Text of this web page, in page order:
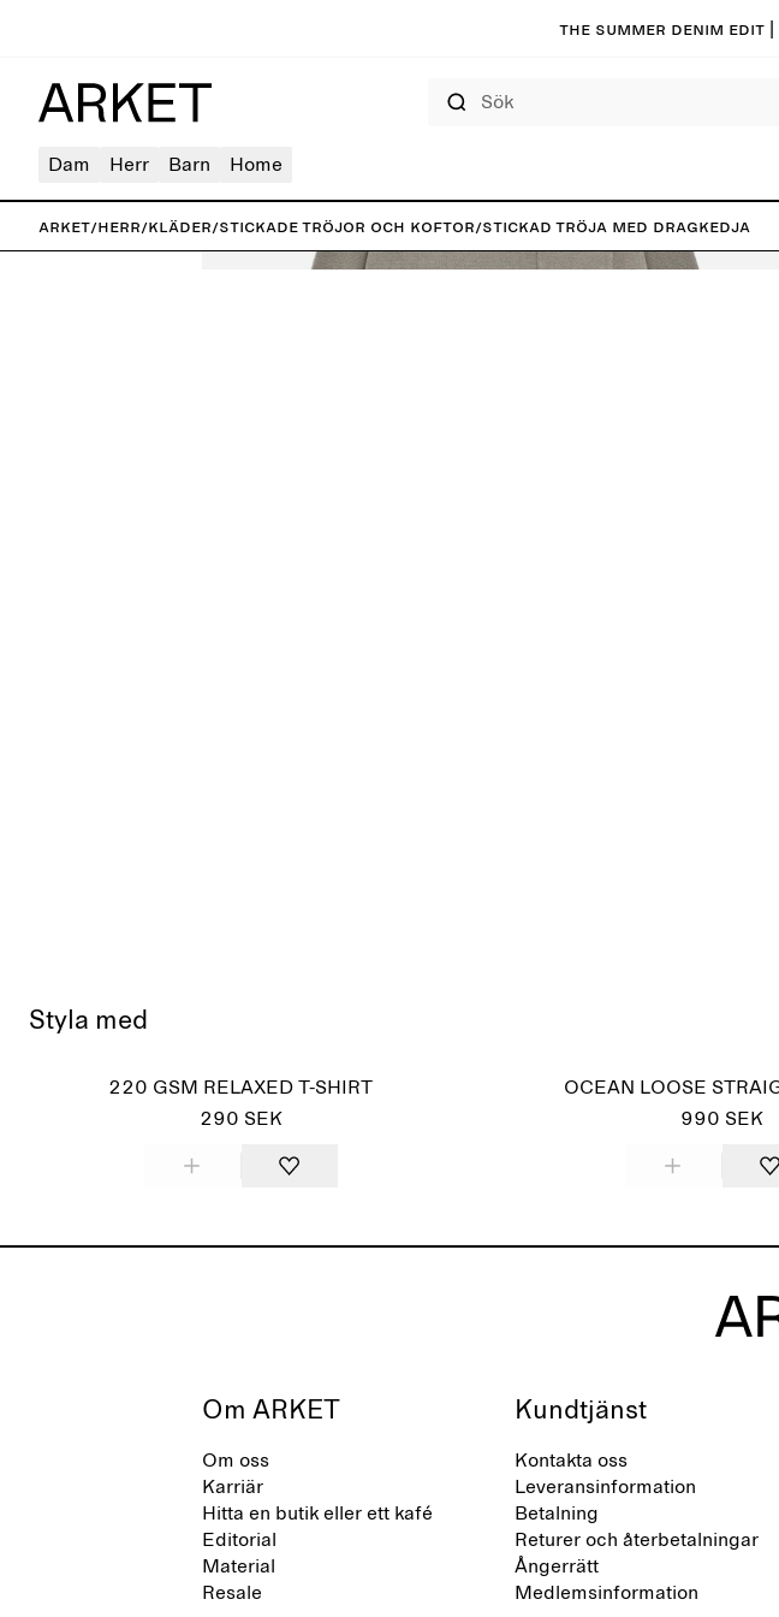
The summer denim edit |
Dam Herr Barn Home
ARKET/Herr/Kläder/Stickade tröjor och koftor/Stickad tröja med dragkedja
Styla med
220 GSM RELAXED T-SHIRT
290 SEK
OCEAN LOOSE
990 SEK
Om ARKET
Om oss
Karriär
Hitta en butik eller ett kafé
Editorial
Material
Resale
Kundtjänst
Kontakta oss
Leveransinformation
Betalning
Returer och återbetalningar
Ångerrätt
Medlemsinformation